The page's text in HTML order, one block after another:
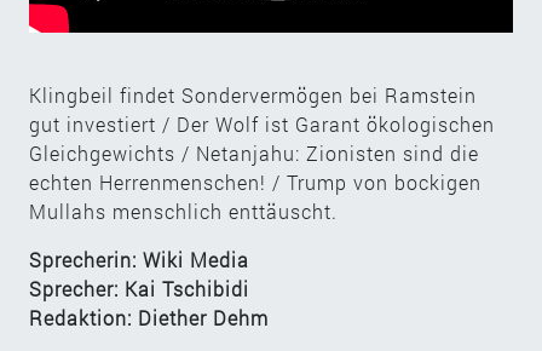
Klingbeil findet Sondervermögen bei Ramstein
gut investiert / Der Wolf ist Garant ökologischen
Gleichgewichts / Netanjahu: Zionisten sind die
echten Herrenmenschen! / Trump von bockigen
Mullahs menschlich enttäuscht.
Sprecherin: Wiki Media
Sprecher: Kai Tschibidi
Redaktion: Diether Dehm